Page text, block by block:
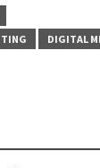
DIGITAL